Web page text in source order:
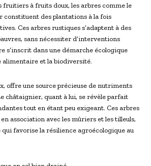
fruitiers à fruits doux, les arbres comme le
constituent des plantations à la fois
Ces arbres rustiques s’adaptent à des
sans nécessiter d’interventions
s’inscrit dans une démarche écologique
alimentaire et la biodiversité.
offre une source précieuse de nutriments
châtaignier, quant à lui, se révèle parfait
tout en étant peu exigeant. Ces arbres
association avec les mûriers et les tilleuls,
favorise la résilience agroécologique au